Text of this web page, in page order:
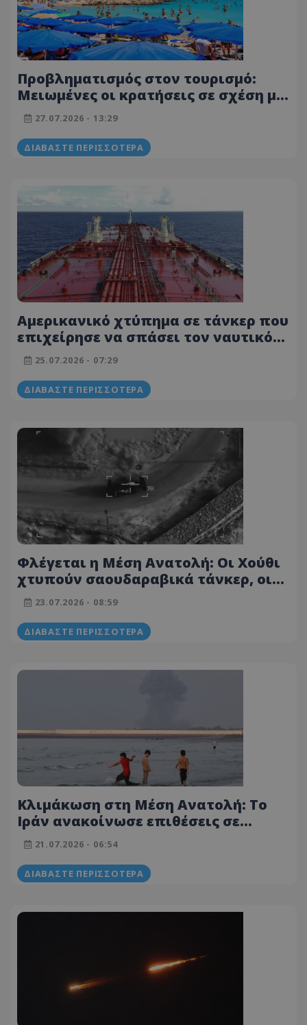
Προβληματισμός στον τουρισμό:
Μειωμένες οι κρατήσεις σε σχέση με
πέρσι – Επηρεάζουν οι εξελίξεις στη
Μέση Ανατολή
27.07.2026 - 13:29
ΔΙΑΒΆΣΤΕ ΠΕΡΙΣΣΌΤΕΡΑ
Αμερικανικό χτύπημα σε τάνκερ που
επιχείρησε να σπάσει τον ναυτικό
αποκλεισμό του Ιράν
25.07.2026 - 07:29
ΔΙΑΒΆΣΤΕ ΠΕΡΙΣΣΌΤΕΡΑ
Φλέγεται η Μέση Ανατολή: Οι Χούθι
χτυπούν σαουδαραβικά τάνκερ, οι
ΗΠΑ συνεχίζουν το «σφυροκόπημα»
στο Ιράν
23.07.2026 - 08:59
ΔΙΑΒΆΣΤΕ ΠΕΡΙΣΣΌΤΕΡΑ
Κλιμάκωση στη Μέση Ανατολή: Το
Ιράν ανακοίνωσε επιθέσεις σε
αμερικανικές βάσεις σε Μπαχρέιν
και Κουβέιτ
21.07.2026 - 06:54
ΔΙΑΒΆΣΤΕ ΠΕΡΙΣΣΌΤΕΡΑ